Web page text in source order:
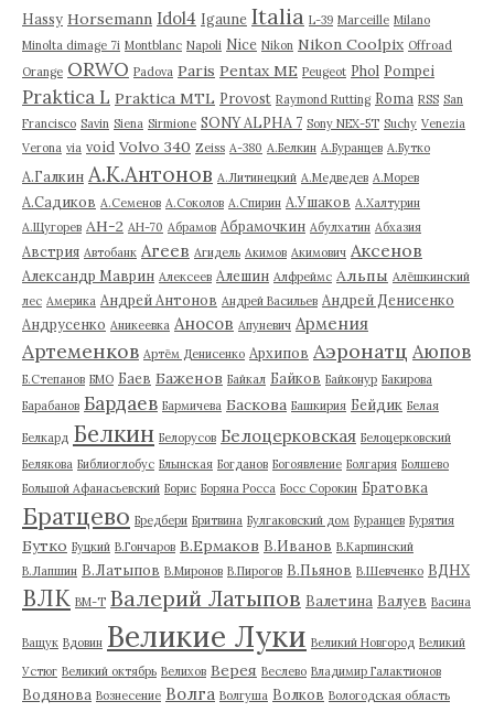
Hassy Horsemann Idol4 Igaune Italia L-39 Marceille Milano
Minolta dimage 7i Montblanc Napoli Nice Nikon Nikon Coolpix Offroad
Orange ORWO Padova Paris Pentax ME Peugeot Phol Pompei
Praktica L Praktica MTL Provost Raymond Rutting Roma RSS San
Francisco Savin Siena Sirmione SONY ALPHA 7 Sony NEX-5T Suchy Venezia
Verona via void Volvo 340 Zeiss А-380 А.Белкин А.Буранцев А.Бутко
А.Галкин А.К.Антонов А.Литинецкий А.Медведев А.Морев
А.Садиков А.Семенов А.Соколов А.Спирин А.Ушаков А.Халтурин
А.Щугорев АН-2 АН-70 Абрамов Абрамочкин Абулхатин Абхазия
Австрия Автобанк Агеев Агидель Акимов Акимович Аксенов
Александр Маврин Алексеев Алешин Алфреймс Альпы Алёшкинский
лес Америка Андрей Антонов Андрей Васильев Андрей Денисенко
Андрусенко Аникеевка Аносов Апуневич Армения
Артеменков Артём Денисенко Архипов Аэронатц Аюпов
Б.Степанов БМО Баев Баженов Байкал Байков Байконур Бакирова
Барабанов Бардаев Бармичева Баскова Башкирия Бейдик Белая
Белкард Белкин Белорусов Белоцерковская Белоцерковский
Белякова Библиоглобус Блынская Богданов Богоявление Болгария Болшево
Большой Афанасьевский Борис Боряна Росса Босс Сорокин Братовка
Братцево Бредбери Бритвина Булгаковский дом Буранцев Бурятия
Бутко Буцкий В.Гончаров В.Ермаков В.Иванов В.Карпинский
В.Лапшин В.Латыпов В.Миронов В.Пирогов В.Пьянов В.Шевченко ВДНХ
ВЛК ВМ-Т Валерий Латыпов Валетина Валуев Васина
Ващук Вдовин Великие Луки Великий Новгород Великий
Устюг Великий октябрь Велихов Верея Веслево Владимир Галактионов
Водянова Вознесение Волга Волгуша Волков Вологодская область